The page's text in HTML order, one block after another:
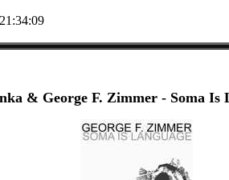
& George F. Zimmer - Soma Is